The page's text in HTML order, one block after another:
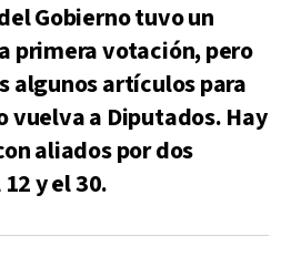
Gobierno tuvo un
primera votación, pero
algunos artículos para
vuelva a Diputados. Hay
aliados por dos
y el 30.